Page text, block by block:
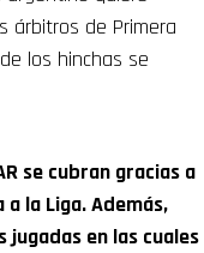
árbitros de Primera
los hinchas se
se cubran gracias a
la Liga. Además,
en las cuales